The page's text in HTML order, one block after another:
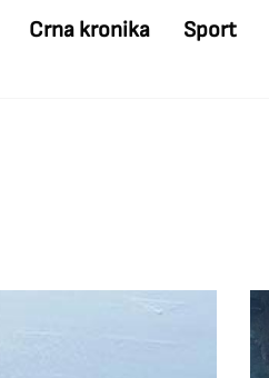
Crna kronika Sport